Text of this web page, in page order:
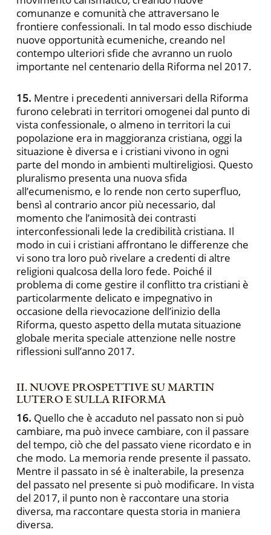
comunanze e comunità che attraversano le
frontiere confessionali. In tal modo esso dischiude
nuove opportunità ecumeniche, creando nel
contempo ulteriori sfide che avranno un ruolo
importante nel centenario della Riforma nel 2017.
15. Mentre i precedenti anniversari della Riforma
furono celebrati in territori omogenei dal punto di
vista confessionale, o almeno in territori la cui
popolazione era in maggioranza cristiana, oggi la
situazione è diversa e i cristiani vivono in ogni
parte del mondo in ambienti multireligiosi. Questo
pluralismo presenta una nuova sfida
all’ecumenismo, e lo rende non certo superfluo,
bensì al contrario ancor più necessario, dal
momento che l’animosità dei contrasti
interconfessionali lede la credibilità cristiana. Il
modo in cui i cristiani affrontano le differenze che
vi sono tra loro può rivelare a credenti di altre
religioni qualcosa della loro fede. Poiché il
problema di come gestire il conflitto tra cristiani è
particolarmente delicato e impegnativo in
occasione della rievocazione dell’inizio della
Riforma, questo aspetto della mutata situazione
globale merita speciale attenzione nelle nostre
riflessioni sull’anno 2017.
II. NUOVE PROSPETTIVE SU MARTIN
LUTERO E SULLA RIFORMA
16. Quello che è accaduto nel passato non si può
cambiare, ma può invece cambiare, con il passare
del tempo, ciò che del passato viene ricordato e in
che modo. La memoria rende presente il passato.
Mentre il passato in sé è inalterabile, la presenza
del passato nel presente si può modificare. In vista
del 2017, il punto non è raccontare una storia
diversa, ma raccontare questa storia in maniera
diversa.